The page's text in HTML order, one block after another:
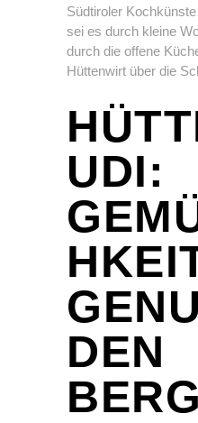
Südtiroler
sei es durch kleine
durch die offene
Hüttenwirt über die
UDI:
DEN